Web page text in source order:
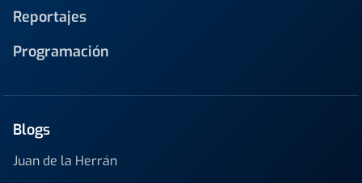
Reportajes
Programación
Blogs
Juan de la Herrán